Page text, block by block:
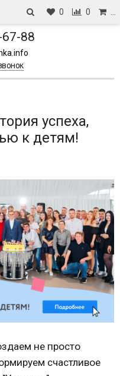
0 0
88
успеха,
к детям!
не просто
счастливое